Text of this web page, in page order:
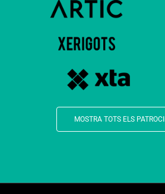
MOSTRA TOTS ELS